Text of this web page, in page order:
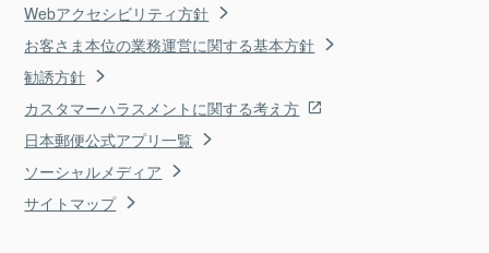
Webアクセシビリティ方針
お客さま本位の業務運営に関する基本方針
勧誘方針
カスタマーハラスメントに関する考え方
日本郵便公式アプリ一覧
ソーシャルメディア
サイトマップ